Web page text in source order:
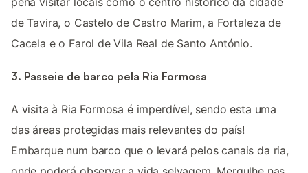
de Tavira, o Castelo de Castro Marim, a Fortaleza de
Cacela e o Farol de Vila Real de Santo António.
3. Passeie de barco pela Ria Formosa
A visita à Ria Formosa é imperdível, sendo esta uma
das áreas protegidas mais relevantes do país!
Embarque num barco que o levará pelos canais da ria,